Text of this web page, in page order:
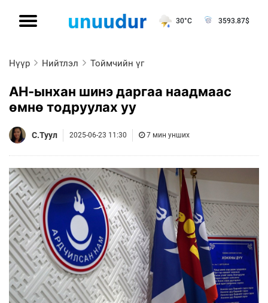
30°C 3593.87$
Нүүр Нийтлэл Тоймчийн үг
АН-ынхан шинэ даргаа наадмаас
өмнө тодруулах уу
С.Туул 2025-06-23 11:30 7 мин унших